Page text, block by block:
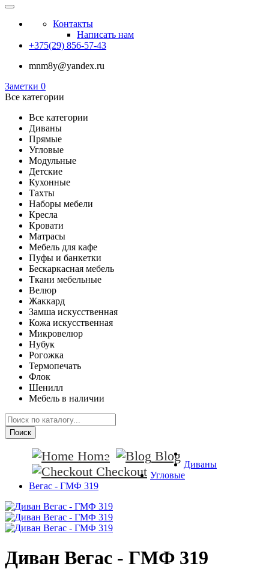
Контакты
Написать нам
+375(29) 856-57-43
mnm8y@yandex.ru
Заметки 0
Все категории
Все категории
Диваны
Прямые
Угловые
Модульные
Детские
Кухонные
Тахты
Наборы мебели
Кресла
Кровати
Матрасы
Мебель для кафе
Пуфы и банкетки
Бескаркасная мебель
Ткани мебельные
Велюр
Жаккард
Замша искусственная
Кожа искусственная
Микровелюр
Нубук
Рогожка
Термопечать
Флок
Шенилл
Мебель в наличии
Поиск
Home
Blog
Checkout
Диваны
Угловые
Вегас - ГМФ 319
Диван Вегас - ГМФ 319